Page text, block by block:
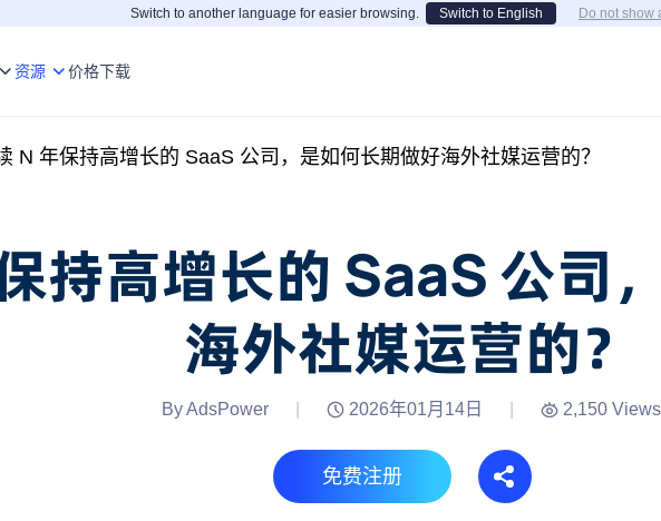
Switch to another language for easier browsing. Switch to English Do not show
资源 价格下载
N 年保持高增长的 SaaS 公司，是如何长期做好海外社媒运营的？
持高增长的 SaaS 公司
海外社媒运营的？
By AdsPower 2026年01月14日 2,150 Views
免费注册